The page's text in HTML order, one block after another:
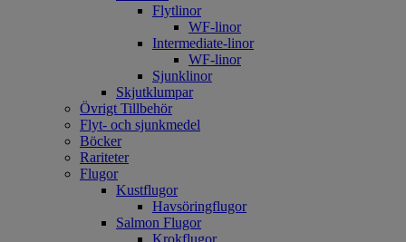
Flytlinor
WF-linor
Intermediate-linor
WF-linor
Sjunklinor
Skjutklumpar
Övrigt Tillbehör
Flyt- och sjunkmedel
Böcker
Rariteter
Flugor
Kustflugor
Havsöringflugor
Salmon Flugor
Krokflugor